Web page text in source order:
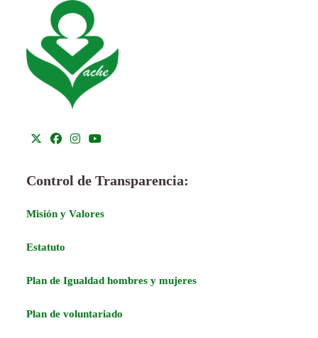
Control de Transparencia:
Misión y Valores
Estatuto
Plan de Igualdad hombres y mujeres
Plan de voluntariado